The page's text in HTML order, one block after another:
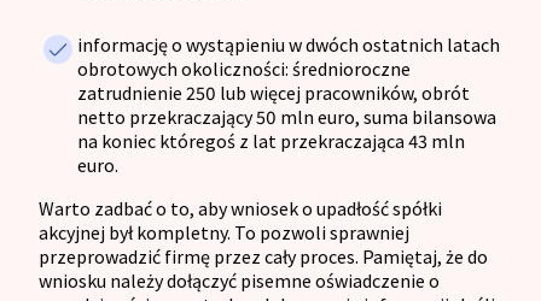
informację o wystąpieniu w dwóch ostatnich latach
obrotowych okoliczności: średnioroczne
zatrudnienie 250 lub więcej pracowników, obrót
netto przekraczający 50 mln euro, suma bilansowa
na koniec któregoś z lat przekraczająca 43 mln
euro.
Warto zadbać o to, aby wniosek o upadłość spółki
akcyjnej był kompletny. To pozwoli sprawniej
przeprowadzić firmę przez cały proces. Pamiętaj, że do
wniosku należy dołączyć pisemne oświadczenie o